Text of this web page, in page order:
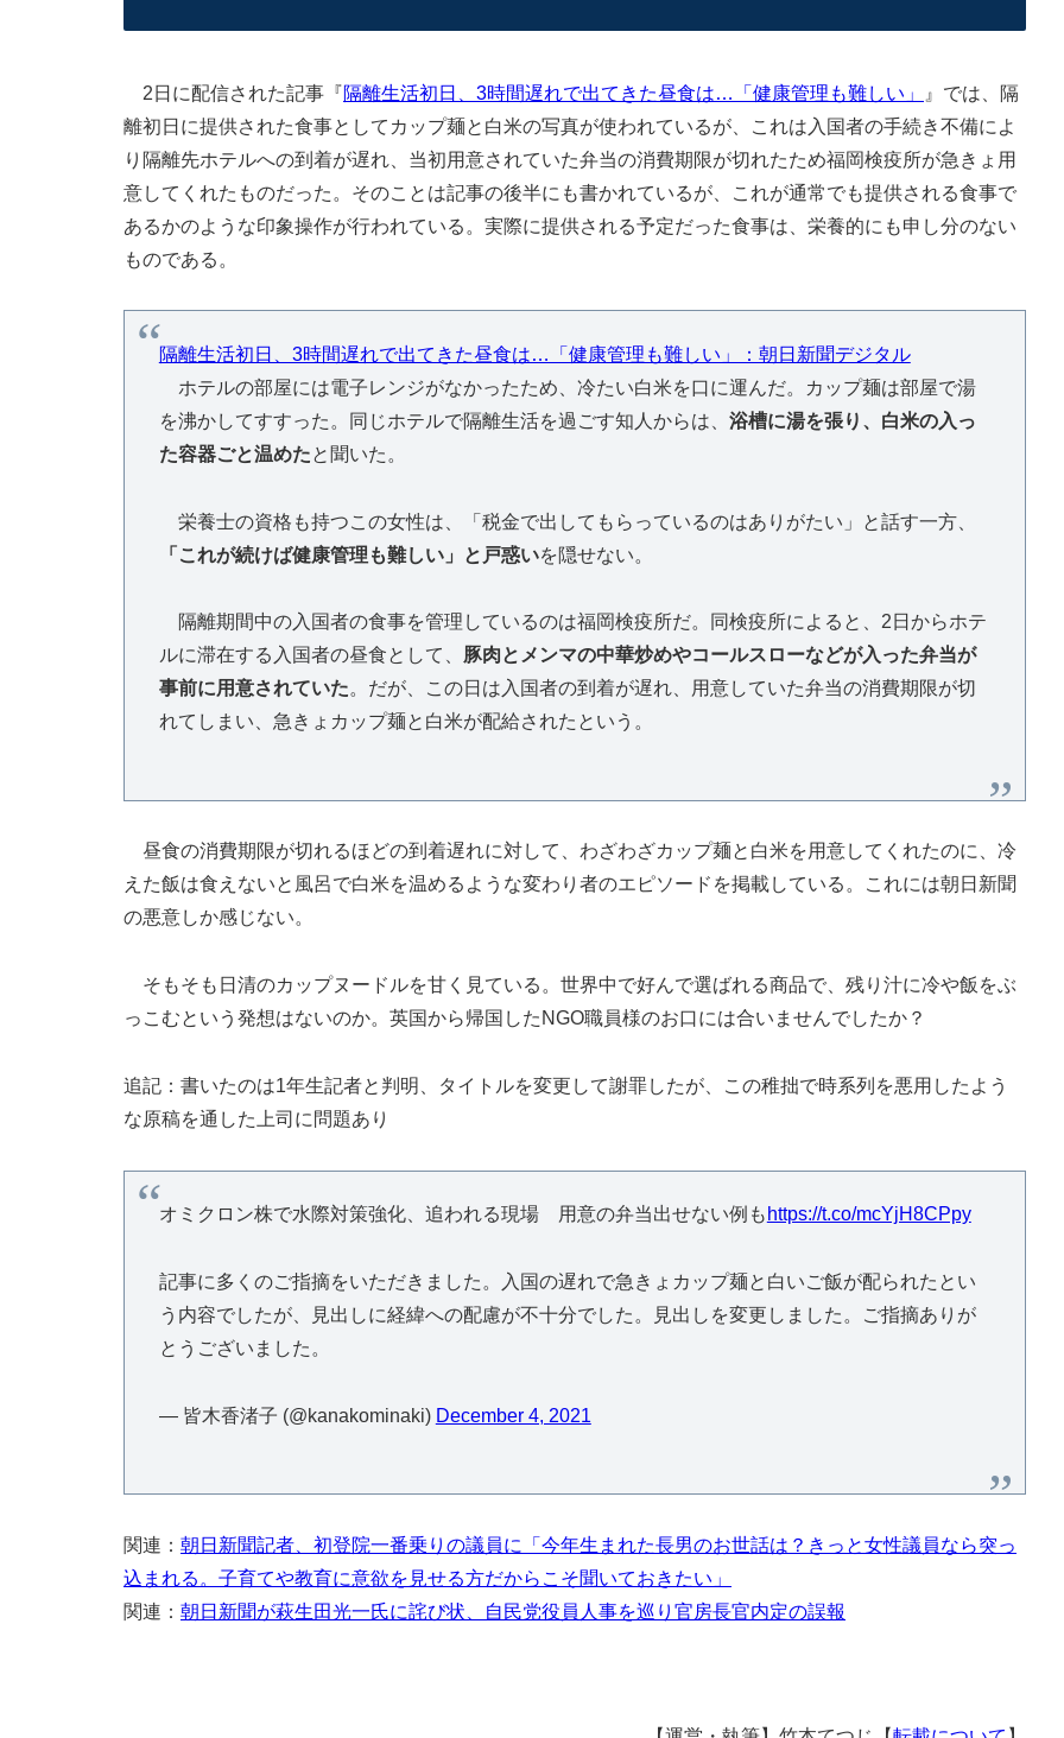
2日に配信された記事『隔離生活初日、3時間遅れで出てきた昼食は…「健康管理も難しい」
』では、隔
離初日に提供された食事としてカップ麺と白米の写真が使われているが、これは入国者の手続き不備によ
り隔離先ホテルへの到着が遅れ、当初用意されていた弁当の消費期限が切れたため福岡検疫所が急きょ用
意してくれたものだった。そのことは記事の後半にも書かれているが、これが通常でも提供される食事で
あるかのような印象操作が行われている。実際に提供される予定だった食事は、栄養的にも申し分のない
ものである。
隔離生活初日、3時間遅れで出てきた昼食は…「健康管理も難しい」：朝日新聞デジタル
ホテルの部屋には電子レンジがなかったため、冷たい白米を口に運んだ。カップ麺は部屋で湯
を沸かしてすすった。同じホテルで隔離生活を過ごす知人からは、 浴槽に湯を張り、白米の入っ
た容器ごと温めたと聞いた。
栄養士の資格も持つこの女性は、「税金で出してもらっているのはありがたい」と話す一方、
「これが続けば健康管理も難しい」と戸惑いを隠せない。
隔離期間中の入国者の食事を管理しているのは福岡検疫所だ。同検疫所によると、2日からホテ
ルに滞在する入国者の昼食として、 豚肉とメンマの中華炒めやコールスローなどが入った弁当が
事前に用意されていた。だが、この日は入国者の到着が遅れ、用意していた弁当の消費期限が切
れてしまい、急きょカップ麺と白米が配給されたという。
昼食の消費期限が切れるほどの到着遅れに対して、わざわざカップ麺と白米を用意してくれたのに、冷
えた飯は食えないと風呂で白米を温めるような変わり者のエピソードを掲載している。これには朝日新聞
の悪意しか感じない。
そもそも日清のカップヌードルを甘く見ている。世界中で好んで選ばれる商品で、残り汁に冷や飯をぶ
っこむという発想はないのか。英国から帰国したNGO職員様のお口には合いませんでしたか？
追記：書いたのは1年生記者と判明、タイトルを変更して謝罪したが、この稚拙で時系列を悪用したよう
な原稿を通した上司に問題あり
オミクロン株で水際対策強化、追われる現場 用意の弁当出せない例も https://t.co/mcYjH8CPpy
記事に多くのご指摘をいただきました。入国の遅れで急きょカップ麺と白いご飯が配られたとい
う内容でしたが、見出しに経緯への配慮が不十分でした。見出しを変更しました。ご指摘ありが
とうございました。
— 皆木香渚子 (@kanakominaki) December 4, 2021
関連： 朝日新聞記者、初登院一番乗りの議員に「今年生まれた長男のお世話は？きっと女性議員なら突っ
込まれる。子育てや教育に意欲を見せる方だからこそ聞いておきたい」
関連： 朝日新聞が萩生田光一氏に詫び状、自民党役員人事を巡り官房長官内定の誤報